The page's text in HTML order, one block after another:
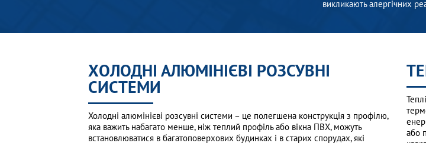
викликають алергічних
ХОЛОДНІ АЛЮМІНІЄВІ РОЗСУВНІ
СИСТЕМИ
Холодні алюмінієві розсувні системи – це полегшена конструкція з профілю,
яка важить набагато менше, ніж теплий профіль або вікна ПВХ, можуть
встановлюватися в багатоповерхових будинках і в старих спорудах, які
або